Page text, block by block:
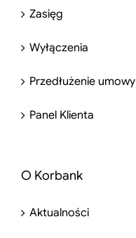
Zasięg
Wyłączenia
Przedłużenie umowy
Panel Klienta
O Korbank
Aktualności